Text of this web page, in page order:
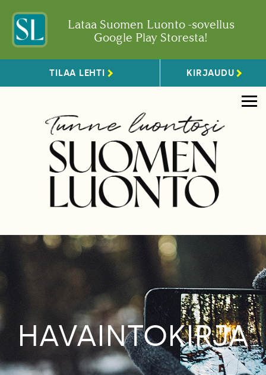
Lataa Suomen Luonto -sovellus
Google Play Storesta!
TILAA LEHTI KIRJAUDU
HAVAINTOKIRJA